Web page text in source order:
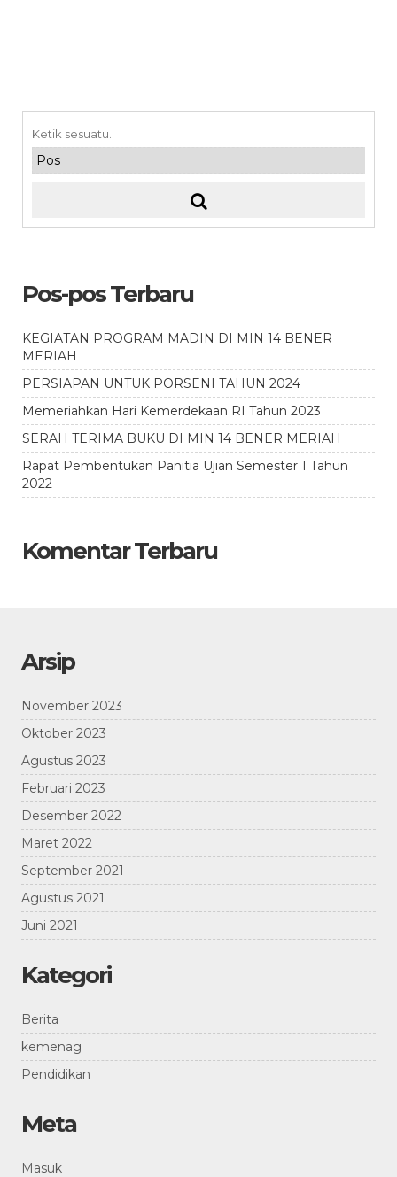
Pos-pos Terbaru
KEGIATAN PROGRAM MADIN DI MIN 14 BENER
MERIAH
PERSIAPAN UNTUK PORSENI TAHUN 2024
Memeriahkan Hari Kemerdekaan RI Tahun 2023
SERAH TERIMA BUKU DI MIN 14 BENER MERIAH
Rapat Pembentukan Panitia Ujian Semester 1 Tahun
2022
Komentar Terbaru
Arsip
November 2023
Oktober 2023
Agustus 2023
Februari 2023
Desember 2022
Maret 2022
September 2021
Agustus 2021
Juni 2021
Kategori
Berita
kemenag
Pendidikan
Meta
Masuk